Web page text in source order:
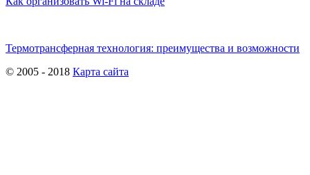
Термотрансферная технология: преимущества и возможности
© 2005 - 2018 Карта сайта